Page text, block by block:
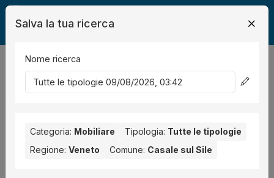
Legalmente Mobili
risultati Ordina per
Nessun risultato per la Provincia selezionata: Treviso.
Prova a modificare i parametri di ricerca:
Salva la tua ricerca
Nome ricerca
Categoria: Mobiliare Tipologia: Tutte le tipologie
Regione: Veneto Comune: Casale sul Sile